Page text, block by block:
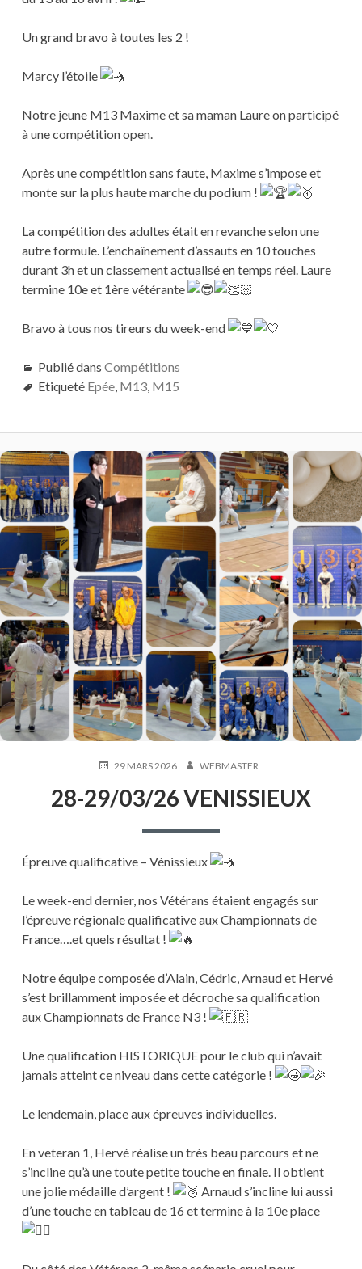
Un grand bravo à toutes les 2 !
Marcy l’étoile
Notre jeune M13 Maxime et sa maman Laure on participé
à une compétition open.
Après une compétition sans faute, Maxime s’impose et
monte sur la plus haute marche du podium !
La compétition des adultes était en revanche selon une
autre formule. L’enchaînement d’assauts en 10 touches
durant 3h et un classement actualisé en temps réel. Laure
termine 10e et 1ère vétérante
Bravo à tous nos tireurs du week-end
Publié dans Compétitions
Etiqueté Epée, M13, M15
PUBLIÉ29 MARS 2026 AUTEUR
WEBMASTER
28-29/03/26 VENISSIEUX
Épreuve qualificative – Vénissieux
Le week-end dernier, nos Vétérans étaient engagés sur
l’épreuve régionale qualificative aux Championnats de
France….et quels résultat !
Notre équipe composée d’Alain, Cédric, Arnaud et Hervé
s’est brillamment imposée et décroche sa qualification
aux Championnats de France N3 !
Une qualification HISTORIQUE pour le club qui n’avait
jamais atteint ce niveau dans cette catégorie !
Le lendemain, place aux épreuves individuelles.
En veteran 1, Hervé réalise un très beau parcours et ne
s’incline qu’à une toute petite touche en finale. Il obtient
une jolie médaille d’argent !
Arnaud s’incline lui aussi
d’une touche en tableau de 16 et termine à la 10e place